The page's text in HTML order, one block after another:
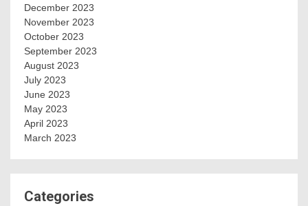
December 2023
November 2023
October 2023
September 2023
August 2023
July 2023
June 2023
May 2023
April 2023
March 2023
Categories